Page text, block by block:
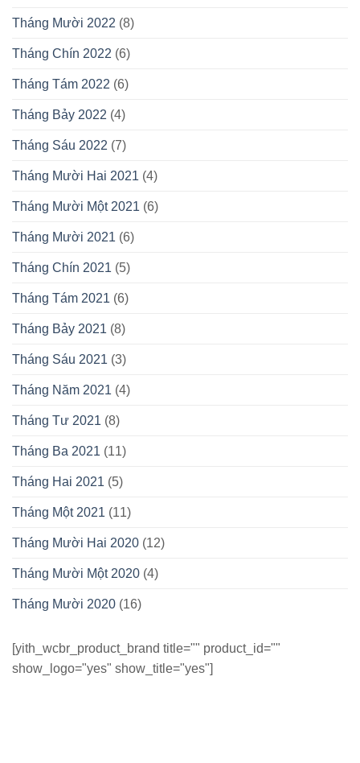
Tháng Mười 2022 (8)
Tháng Chín 2022 (6)
Tháng Tám 2022 (6)
Tháng Bảy 2022 (4)
Tháng Sáu 2022 (7)
Tháng Mười Hai 2021 (4)
Tháng Mười Một 2021 (6)
Tháng Mười 2021 (6)
Tháng Chín 2021 (5)
Tháng Tám 2021 (6)
Tháng Bảy 2021 (8)
Tháng Sáu 2021 (3)
Tháng Năm 2021 (4)
Tháng Tư 2021 (8)
Tháng Ba 2021 (11)
Tháng Hai 2021 (5)
Tháng Một 2021 (11)
Tháng Mười Hai 2020 (12)
Tháng Mười Một 2020 (4)
Tháng Mười 2020 (16)
[yith_wcbr_product_brand title="" product_id=""
show_logo="yes" show_title="yes"]